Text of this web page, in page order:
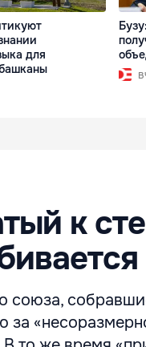
для
к
союза,